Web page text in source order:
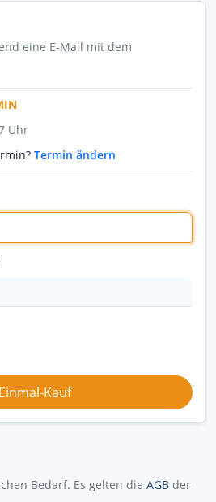
eine E-Mail mit dem
Uhr
Termin ändern
Bedarf. Es gelten die AGB der